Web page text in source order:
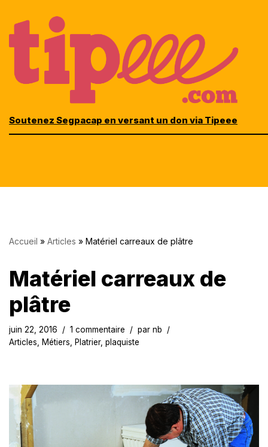
Soutenez Segpacap en versant un don via Tipeee
Accueil » Articles » Matériel carreaux de plâtre
Matériel carreaux de
plâtre
juin 22, 2016 1 commentaire par nb
Articles Métiers Platrier, plaquiste